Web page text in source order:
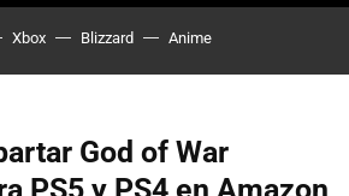
Xbox Blizzard Anime
God of War